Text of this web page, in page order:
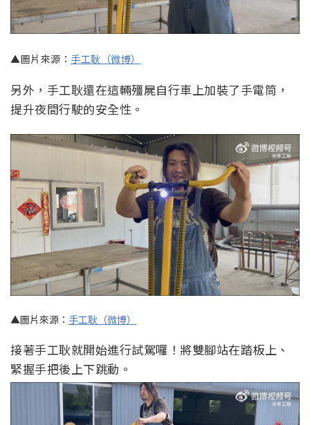
▲圖片來源： 手工耿（微博）
另外，手工耿還在這輛殭屍自行車上加裝了手電筒，
提升夜間行駛的安全性。
▲圖片來源： 手工耿（微博）
接著手工耿就開始進行試駕囉！將雙腳站在踏板上、
緊握手把後上下跳動。